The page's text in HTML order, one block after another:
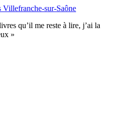
qu’il me reste à lire, j’ai la
»